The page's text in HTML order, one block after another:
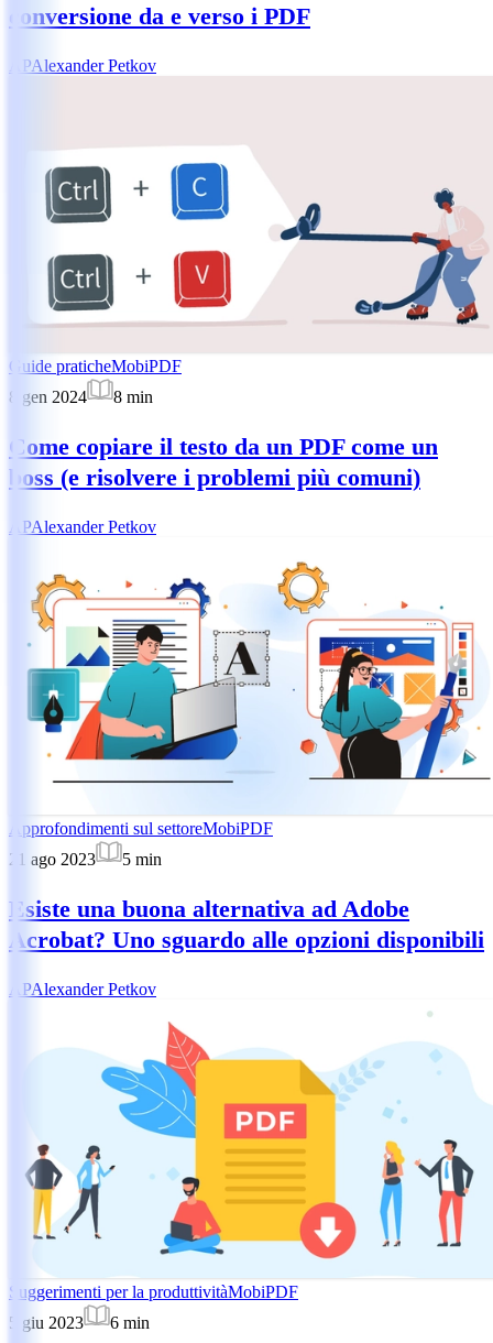
conversione da e verso i PDF
APAlexander Petkov
Guide praticheMobiPDF
8 gen 2024
8 min
Come copiare il testo da un PDF come un
boss (e risolvere i problemi più comuni)
APAlexander Petkov
Approfondimenti sul settoreMobiPDF
21 ago 2023
5 min
Esiste una buona alternativa ad Adobe
Acrobat? Uno sguardo alle opzioni disponibili
APAlexander Petkov
Suggerimenti per la produttivitàMobiPDF
5 giu 2023
6 min